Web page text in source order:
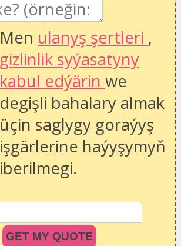
Men ulanyş şertleri ,
gizlinlik syýasatyny
kabul edýärin we
degişli bahalary almak
üçin saglygy goraýyş
işgärlerine haýyşymyň
iberilmegi.
GET MY QUOTE